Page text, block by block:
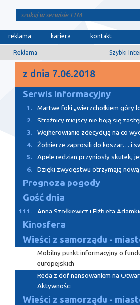
reklama kariera kontakt
Reklama Szybki
z dnia 7.06.2018
Serwis Informacyjny
1.
Martwe foki „wierzchołkiem góry
2.
Strażnicy miejscy nie boją się
3.
Wejherowianie zdecydują na co
4.
Żołnierze zaprosili do koszar… i
5.
Apele redzian przyniosły skutek,
6.
Dzięki zwycięstwu otrzymają
Prognoza pogody
Gość dnia
111. Anna Szołkiewicz i Elżbieta
Kinosfera
Wieści z samorządu -
Mobilny punkt informacyjny o
europejskich
Reda z dofinansowaniem na
Aktywności
Wieści z samorządu -